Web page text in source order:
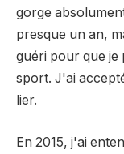
gorge
presque un an,
guéri pour que je
sport. J'ai
lier.
En 2015, j'ai